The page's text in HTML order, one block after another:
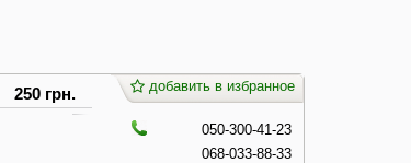
250 грн. добавить в избранное
050-300-41-23
068-033-88-33